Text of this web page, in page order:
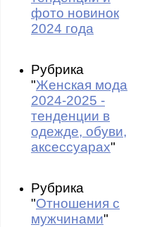
фото новинок
2024 года
Рубрика
"Женская мода
2024-2025 -
тенденции в
одежде, обуви,
аксессуарах"
Рубрика
"Отношения с
мужчинами"